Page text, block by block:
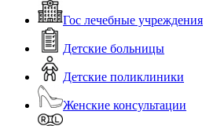
Гос лечебные учреждения
Детские больницы
Детские поликлиники
Женские консультации